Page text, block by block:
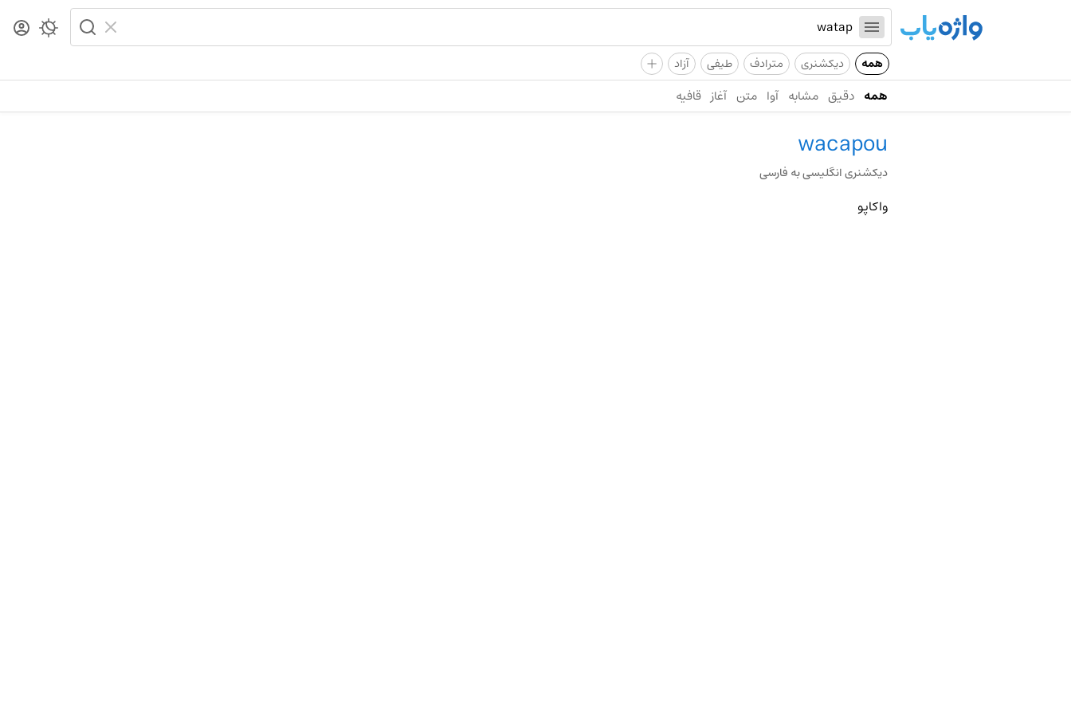
همه دیکشنری مترادف طیفی آزاد +
همه دقیق مشابه آوا متن آغاز قافیه
wacapou
دیکشنری انگلیسی به فارسی
واکاپو